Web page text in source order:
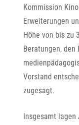
Kommission
Erweiterungen
Höhe von bis zu
Beratungen, den
Vorstand
zugesagt.
Insgesamt lagen